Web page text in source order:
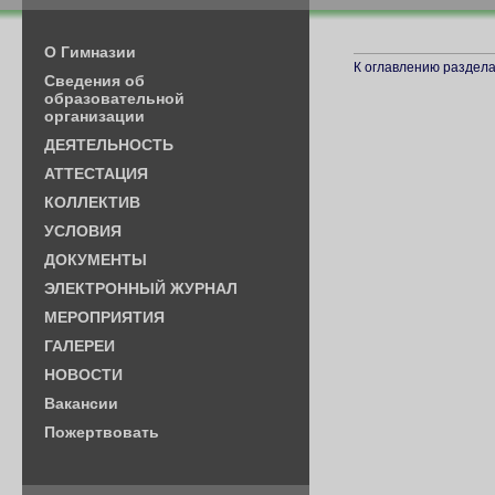
О Гимназии
Cведения об
образовательной
организации
ДЕЯТЕЛЬНОСТЬ
АТТЕСТАЦИЯ
КОЛЛЕКТИВ
УСЛОВИЯ
ДОКУМЕНТЫ
ЭЛЕКТРОННЫЙ ЖУРНАЛ
МЕРОПРИЯТИЯ
ГАЛЕРЕИ
НОВОСТИ
Вакансии
Пожертвовать
К оглавлению